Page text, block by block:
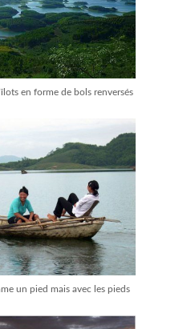
en forme de bols renversés
un pied mais avec les pieds